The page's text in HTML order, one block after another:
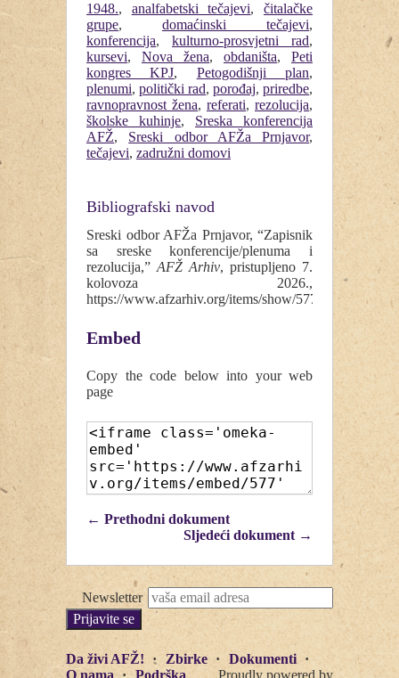
1948., analfabetski tečajevi,čitalačke
grupe, domaćinski tečajevi,
konferencija, kulturno-prosvjetni rad,
kursevi, Nova žena, obdaništa, Peti
kongres KPJ, Petogodišnji plan,
plenumi, politički rad, porođaj, priredbe,
ravnopravnost žena, referati, rezolucija,
školske kuhinje, Sreska konferencija
AFŽ, Sreski odbor AFŽa Prnjavor,
tečajevi, zadružni domovi
Bibliografski navod
Sreski odbor AFŽa Prnjavor, “Zapisnik
sa sreske konferencije/plenuma i
rezolucija,” AFŽ Arhiv, pristupljeno 7.
kolovoza 2026.,
https://www.afzarhiv.org/items/show/577
Embed
Copy the code below into your web
page
← Prethodni dokument
Sljedeći dokument →
Newsletter
Da živi AFŽ! Zbirke
Dokumenti
O nama
Podrška Proudly powered by